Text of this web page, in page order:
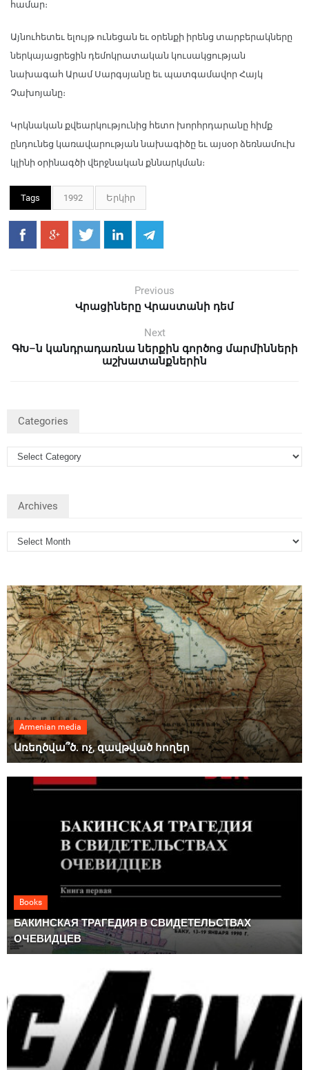
համար։
Այնուհետեւ ելույթ ունեցան եւ օրենքի իրենց տարբերակները
ներկայացրեցին դեմոկրատական կուսակցության
նախագահ Արամ Սարգսյանը եւ պատգամավոր Հայկ
Չախոյանը։
Կրկնական քվեարկությունից հետո խորհրդարանը հիմք
ընդունեց կառավարության նախագիծը եւ այսօր ձեռնամուխ
կլինի օրինագծի վերջնական քննարկման։
Tags 1992 Երկիր
Previous
Վրացիները Վրաստանի դեմ
Next
ԳԽ–ն կանդրադառնա ներքին գործոց մարմինների
աշխատանքներին
Categories
Archives
Armenian media
Առեղծվա՞ծ. ոչ, զավթված հողեր
Books
БАКИНСКАЯ ТРАГЕДИЯ В СВИДЕТЕЛЬСТВАХ
ОЧЕВИДЦЕВ